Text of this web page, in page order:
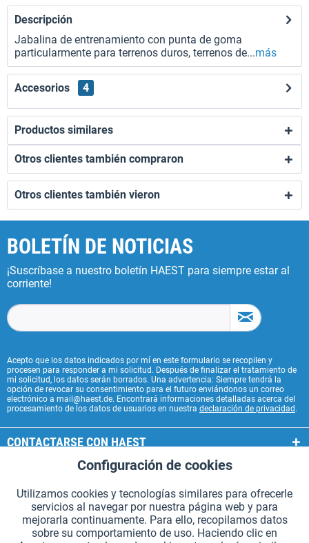
Descripción
Jabalina de entrenamiento con punta de goma
particularmente para terrenos duros, terrenos de...más
Accesorios 4
Productos similares
Otros clientes también compraron
Otros clientes también vieron
BOLETÍN DE NOTICIAS
¡Suscríbase a nuestro boletín HAEST para siempre estar al
corriente!
Acepto que los datos indicados por mí en este formulario se recopilen y
procesen para responder a mi solicitud. Después de finalizar el tratamiento de
mi solicitud, los datos serán borrados. Una advertencia: Siempre tendrá la
opción de revocar su consentimiento para el futuro enviándonos un correo
electrónico a mail@haest.de. Encontrará informaciones detalladas acerca del
procesamiento de los datos de usuarios en nuestra declaración de privacidad .
CONTACTARSE CON HAEST
SERVICIOS HAEST
INFORMACIÓN GENERAL
MODOS DE PAGO
Funcionales Aktiv
Seguimiento Aktiv
Configuración de cookies
Utilizamos cookies y tecnologías similares para ofrecerle
servicios al navegar por nuestra página web y para
mejorarla continuamente. Para ello, recopilamos datos
sobre su comportamiento de uso. Haciendo clic en